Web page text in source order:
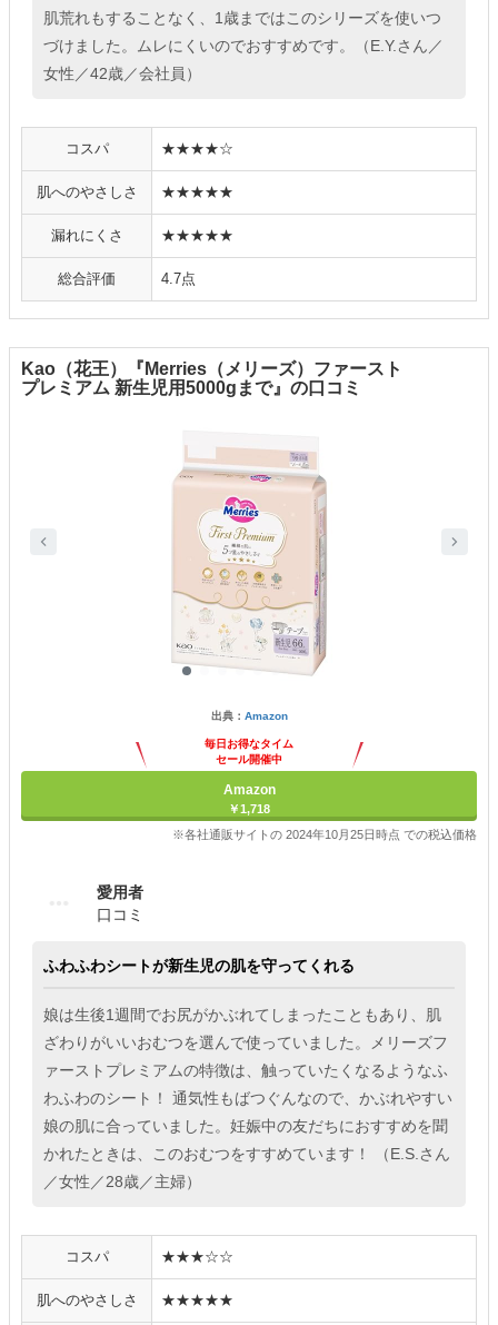
肌荒れもすることなく、1歳まではこのシリーズを使いつ
づけました。ムレにくいのでおすすめです。（E.Y.さん／
女性／42歳／会社員）
コスパ ★★★★☆
肌へのやさしさ ★★★★★
漏れにくさ ★★★★★
総合評価 4.7点
Kao（花王）『Merries（メリーズ）ファースト
プレミアム 新生児用5000gまで』の口コミ
出典： Amazon
毎日お得なタイム
セール開催中
Amazon
￥1,718
※各社通販サイトの 2024年10月25日時点 での税込価格
愛用者
口コミ
ふわふわシートが新生児の肌を守ってくれる
娘は生後1週間でお尻がかぶれてしまったこともあり、肌
ざわりがいいおむつを選んで使っていました。メリーズフ
ァーストプレミアムの特徴は、触っていたくなるようなふ
わふわのシート！ 通気性もばつぐんなので、かぶれやすい
娘の肌に合っていました。妊娠中の友だちにおすすめを聞
かれたときは、このおむつをすすめています！ （E.S.さん
／女性／28歳／主婦）
コスパ ★★★☆☆
肌へのやさしさ ★★★★★